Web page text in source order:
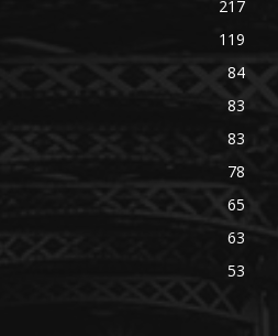
217
119
84
83
83
78
65
63
53